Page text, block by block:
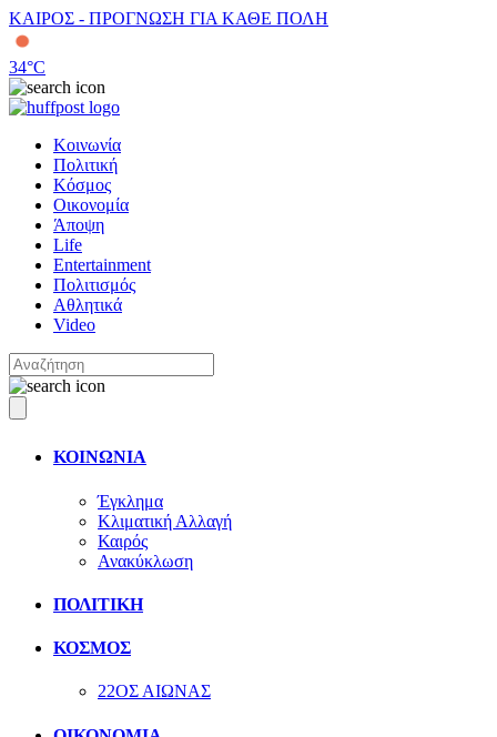
ΚΑΙΡΟΣ - ΠΡΟΓΝΩΣΗ ΓΙΑ ΚΑΘΕ ΠΟΛΗ
34°C
Κοινωνία
Πολιτική
Κόσμος
Οικονομία
Άποψη
Life
Entertainment
Πολιτισμός
Αθλητικά
Video
ΚΟΙΝΩΝΙΑ
Έγκλημα
Κλιματική Αλλαγή
Καιρός
Ανακύκλωση
ΠΟΛΙΤΙΚΗ
ΚΟΣΜΟΣ
22ΟΣ ΑΙΩΝΑΣ